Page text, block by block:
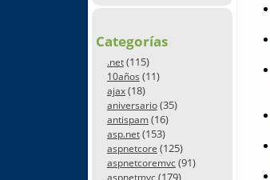
Categorías
.net(115)
10años (11)
ajax(18)
aniversario(35)
antispam(16)
asp.net(153)
aspnetcore (125)
aspnetcoremvc(91)
aspnetmvc(179)